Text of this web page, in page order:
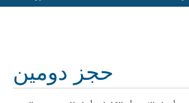
حجز دومين